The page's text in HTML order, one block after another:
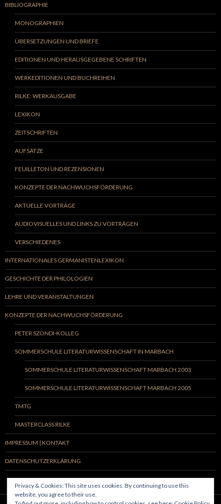
BIBLIOGRAPHIE
MONOGRAPHIEN
ÜBERSETZUNGEN UND BRIEFE
EDITIONEN UND HERAUSGEGEBENE SCHRIFTEN
WERKEDITIONEN UND BUCHREIHEN
RILKE: WERKAUSGABE
LEXIKON
ZEITSCHRIFTEN
AUFSÄTZE
FEUILLETON UND REZENSIONEN
KONZEPTE DER NACHWUCHSFÖRDERUNG
AKTUELLE VORTRÄGE
AUDIOVISUELLES UND LINKS ZU VORTRÄGEN
VERSCHIEDENES
INTERNATIONALES GERMANISTENLEXIKON
GESCHICHTE DER PHILOLOGIEN
LEHRE UND VERANSTALTUNGEN
KONZEPTE DER NACHWUCHSFÖRDERUNG
PETER SZONDI-KOLLEG
SOMMERSCHULE LITERATURWISSENSCHAFT IN MARBACH
SOMMERSCHULE LITERATURWISSENSCHAFT MARBACH 2003
SOMMERSCHULE LITERATURWISSENSCHAFT MARBACH 2005
TMTG
MASTERCLASS RILKE
IMPRESSUM | KONTAKT
DATENSCHUTZERKLÄRUNG
Privacy & Cookies: This site uses cookies. By continuing to use this
website, you agree to their use.